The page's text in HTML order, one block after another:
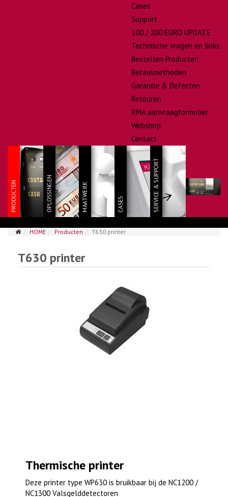
Cases
Support
100 / 200 EURO UPDATE
Technische vragen en links
Bestellen Producten
Betaalmethoden
Garantie & Defecten
Retouren
RMA aanvraagformulier
Webshop
Contact
HOME Producten T630 printer
T630 printer
Thermische printer
Deze printer type WP630 is bruikbaar bij de NC1200 /
NC1300 Valsgelddetectoren